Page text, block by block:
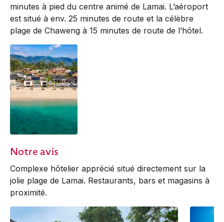
minutes à pied du centre animé de Lamai. L’aéroport
est situé à env. 25 minutes de route et la célèbre
plage de Chaweng à 15 minutes de route de l’hôtel.
Notre avis
Complexe hôtelier apprécié situé directement sur la
jolie plage de Lamai. Restaurants, bars et magasins à
proximité.